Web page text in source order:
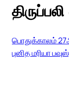
பொதுக்காலம்
புனித மரியா